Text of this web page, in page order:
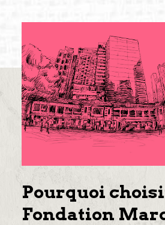
Pourquoi
Fondation